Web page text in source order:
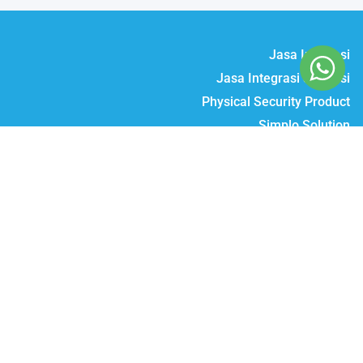
Jasa Instalasi
Jasa Integrasi & Solusi
Physical Security Product
Simplo Solution